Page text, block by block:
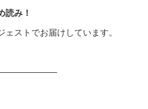
読み！
ストでお届けしています。